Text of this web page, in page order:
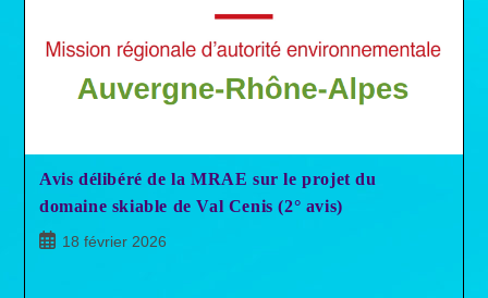
Avis délibéré de la MRAE sur le projet du
domaine skiable de Val Cenis (2° avis)
Publication
18 février 2026